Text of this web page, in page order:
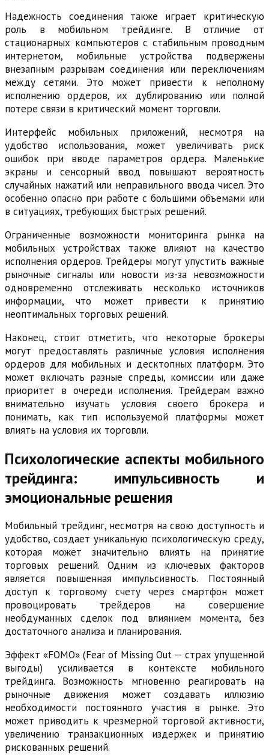
Надежность соединения также играет критическую
роль в мобильном трейдинге. В отличие от
стационарных компьютеров с стабильным проводным
интернетом, мобильные устройства подвержены
внезапным разрывам соединения или переключениям
между сетями. Это может привести к неполному
исполнению ордеров, их дублированию или полной
потере связи в критический момент торговли.
Интерфейс мобильных приложений, несмотря на
удобство использования, может увеличивать риск
ошибок при вводе параметров ордера. Маленькие
экраны и сенсорный ввод повышают вероятность
случайных нажатий или неправильного ввода чисел. Это
особенно опасно при работе с большими объемами или
в ситуациях, требующих быстрых решений.
Ограниченные возможности мониторинга рынка на
мобильных устройствах также влияют на качество
исполнения ордеров. Трейдеры могут упустить важные
рыночные сигналы или новости из-за невозможности
одновременно отслеживать несколько источников
информации, что может привести к принятию
неоптимальных торговых решений.
Наконец, стоит отметить, что некоторые брокеры
могут предоставлять различные условия исполнения
ордеров для мобильных и десктопных платформ. Это
может включать разные спреды, комиссии или даже
приоритет в очереди исполнения. Трейдерам важно
внимательно изучать условия своего брокера и
понимать, как тип используемой платформы может
влиять на условия их торговли.
Психологические аспекты мобильного
трейдинга: импульсивность и
эмоциональные решения
Мобильный трейдинг, несмотря на свою доступность и
удобство, создает уникальную психологическую среду,
которая может значительно влиять на принятие
торговых решений. Одним из ключевых факторов
является повышенная импульсивность. Постоянный
доступ к торговому счету через смартфон может
провоцировать трейдеров на совершение
необдуманных сделок под влиянием момента, без
достаточного анализа и планирования.
Эффект «FOMO» (Fear of Missing Out — страх упущенной
выгоды) усиливается в контексте мобильного
трейдинга. Возможность мгновенно реагировать на
рыночные движения может создавать иллюзию
необходимости постоянного участия в рынке. Это
может приводить к чрезмерной торговой активности,
увеличению транзакционных издержек и принятию
рискованных решений.